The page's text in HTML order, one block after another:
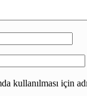
kullanılması için